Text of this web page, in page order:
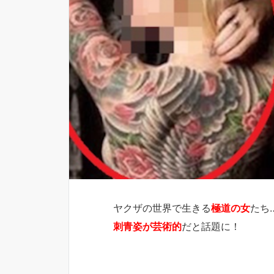
ヤクザの世界で生きる極道の女たち
刺青姿が芸術的だと話題に！